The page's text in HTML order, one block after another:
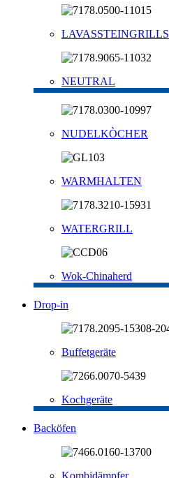
LAVASSTEINGRILLS
NEUTRAL
NUDELKÒCHER
WARMHALTEN
WATERGRILL
Wok-Chinaherd
Drop-in
Buffetgeräte
Kochgeräte
Backöfen
Kombidämpfer